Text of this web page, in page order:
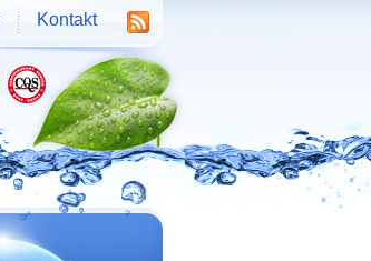
Kontakt